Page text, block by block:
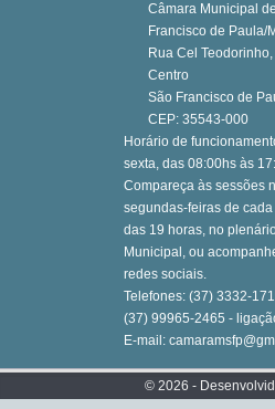
Câmara Municipal
Francisco de Paula/
Rua Cel Teodorinho,
Centro
São Francisco de
CEP: 35543-000
Horário de
sexta, das 08:00hs às
Compareça às sessões
segundas-feiras de
das 19 horas, no
Municipal, ou
redes sociais.
Telefones: (37) 3332-
(37) 99965-2465 -
E-mail:
© 2026 -